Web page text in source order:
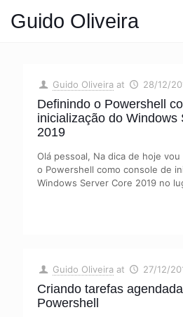
Guido Oliveira
Guido Oliveira at 28/12/
Definindo o Powershell
inicialização do Windows
2019
Olá pessoal, Na dica de hoje
o Powershell como console de
Windows Server Core 2019 no
Guido Oliveira at 27/12/
Criando tarefas
Powershell